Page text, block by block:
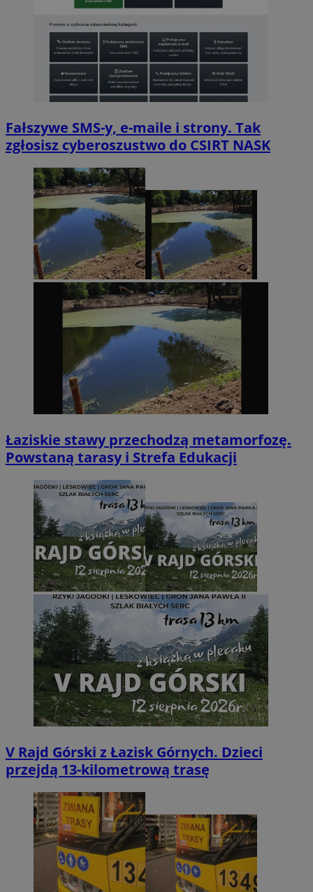
Fałszywe SMS-y, e-maile i strony. Tak
zgłosisz cyberoszustwo do CSIRT NASK
Łaziskie stawy przechodzą metamorfozę.
Powstaną tarasy i Strefa Edukacji
V Rajd Górski z Łazisk Górnych. Dzieci
przejdą 13-kilometrową trasę